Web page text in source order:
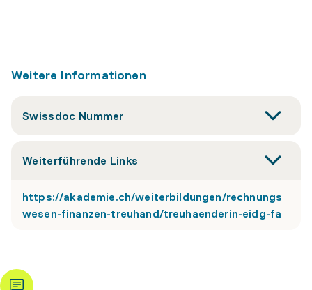
Weitere Informationen
Swissdoc Nummer
Weiterführende Links
https://akademie.ch/weiterbildungen/rechnungs
wesen-finanzen-treuhand/treuhaenderin-eidg-fa